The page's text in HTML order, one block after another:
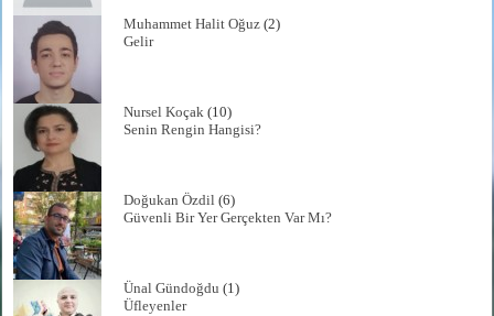
Muhammet Halit Oğuz (2)
Gelir
Nursel Koçak (10)
Senin Rengin Hangisi?
Doğukan Özdil (6)
Güvenli Bir Yer Gerçekten Var Mı?
Ünal Gündoğdu (1)
Üfleyenler